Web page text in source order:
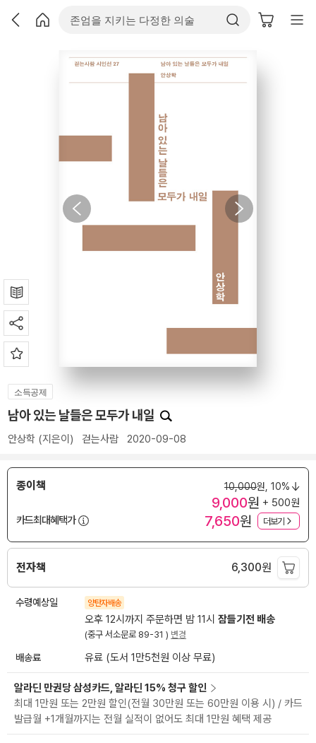
소득공제
남아 있는 날들은 모두가 내일
안상학 (지은이) 걷는사람 2020-09-08
종이책 10,000원, 10%
9,000원 + 500원
카드최대혜택가
7,650원 더보기
전자책 6,300원
수령예상일 양탄자배송
오후 12시까지 주문하면 밤 11시 잠들기전 배송
(중구 서소문로 89-31 ) 변경
배송료 유료 (도서 1만5천원 이상 무료)
알라딘 만권당 삼성카드, 알라딘 15% 청구 할인
최대 1만원 또는 2만원 할인(전월 30만원 또는 60만원 이용 시) / 카드
발급월 +1개월까지는 전월 실적이 없어도 최대 1만원 혜택 제공